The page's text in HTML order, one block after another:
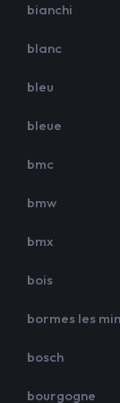
bianchi
blanc
bleu
bleue
bmc
bmw
bmx
bois
bormes les
bosch
bourgogne